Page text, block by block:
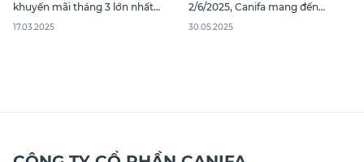
khuyến mãi tháng 3 lớn nhất
dành cho bé yêu "Bé mặc xinh
17.03.2025
2/6/2025, Canifa mang đến
chương trình khuyến mãi khủng
30.05.2025